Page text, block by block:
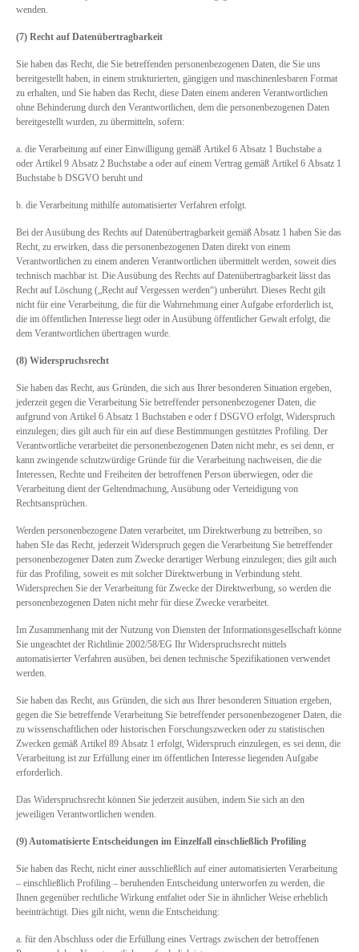
wenden.
(7) Recht auf Datenübertragbarkeit
Sie haben das Recht, die Sie betreffenden personenbezogenen Daten, die Sie uns
bereitgestellt haben, in einem strukturierten, gängigen und maschinenlesbaren Format
zu erhalten, und Sie haben das Recht, diese Daten einem anderen Verantwortlichen
ohne Behinderung durch den Verantwortlichen, dem die personenbezogenen Daten
bereitgestellt wurden, zu übermitteln, sofern:
a. die Verarbeitung auf einer Einwilligung gemäß Artikel 6 Absatz 1 Buchstabe a
oder Artikel 9 Absatz 2 Buchstabe a oder auf einem Vertrag gemäß Artikel 6 Absatz 1
Buchstabe b DSGVO beruht und
b. die Verarbeitung mithilfe automatisierter Verfahren erfolgt.
Bei der Ausübung des Rechts auf Datenübertragbarkeit gemäß Absatz 1 haben Sie das
Recht, zu erwirken, dass die personenbezogenen Daten direkt von einem
Verantwortlichen zu einem anderen Verantwortlichen übermittelt werden, soweit dies
technisch machbar ist. Die Ausübung des Rechts auf Datenübertragbarkeit lässt das
Recht auf Löschung („Recht auf Vergessen werden“) unberührt. Dieses Recht gilt
nicht für eine Verarbeitung, die für die Wahrnehmung einer Aufgabe erforderlich ist,
die im öffentlichen Interesse liegt oder in Ausübung öffentlicher Gewalt erfolgt, die
dem Verantwortlichen übertragen wurde.
(8) Widerspruchsrecht
Sie haben das Recht, aus Gründen, die sich aus Ihrer besonderen Situation ergeben,
jederzeit gegen die Verarbeitung Sie betreffender personenbezogener Daten, die
aufgrund von Artikel 6 Absatz 1 Buchstaben e oder f DSGVO erfolgt, Widerspruch
einzulegen; dies gilt auch für ein auf diese Bestimmungen gestütztes Profiling. Der
Verantwortliche verarbeitet die personenbezogenen Daten nicht mehr, es sei denn, er
kann zwingende schutzwürdige Gründe für die Verarbeitung nachweisen, die die
Interessen, Rechte und Freiheiten der betroffenen Person überwiegen, oder die
Verarbeitung dient der Geltendmachung, Ausübung oder Verteidigung von
Rechtsansprüchen.
Werden personenbezogene Daten verarbeitet, um Direktwerbung zu betreiben, so
haben SIe das Recht, jederzeit Widerspruch gegen die Verarbeitung Sie betreffender
personenbezogener Daten zum Zwecke derartiger Werbung einzulegen; dies gilt auch
für das Profiling, soweit es mit solcher Direktwerbung in Verbindung steht.
Widersprechen Sie der Verarbeitung für Zwecke der Direktwerbung, so werden die
personenbezogenen Daten nicht mehr für diese Zwecke verarbeitet.
Im Zusammenhang mit der Nutzung von Diensten der Informationsgesellschaft könne
Sie ungeachtet der Richtlinie 2002/58/EG Ihr Widerspruchsrecht mittels
automatisierter Verfahren ausüben, bei denen technische Spezifikationen verwendet
werden.
Sie haben das Recht, aus Gründen, die sich aus Ihrer besonderen Situation ergeben,
gegen die Sie betreffende Verarbeitung Sie betreffender personenbezogener Daten, die
zu wissenschaftlichen oder historischen Forschungszwecken oder zu statistischen
Zwecken gemäß Artikel 89 Absatz 1 erfolgt, Widerspruch einzulegen, es sei denn, die
Verarbeitung ist zur Erfüllung einer im öffentlichen Interesse liegenden Aufgabe
erforderlich.
Das Widerspruchsrecht können Sie jederzeit ausüben, indem Sie sich an den
jeweiligen Verantwortlichen wenden.
(9) Automatisierte Entscheidungen im Einzelfall einschließlich Profiling
Sie haben das Recht, nicht einer ausschließlich auf einer automatisierten Verarbeitung
– einschließlich Profiling – beruhenden Entscheidung unterworfen zu werden, die
Ihnen gegenüber rechtliche Wirkung entfaltet oder Sie in ähnlicher Weise erheblich
beeinträchtigt. Dies gilt nicht, wenn die Entscheidung:
a. für den Abschluss oder die Erfüllung eines Vertrags zwischen der betroffenen